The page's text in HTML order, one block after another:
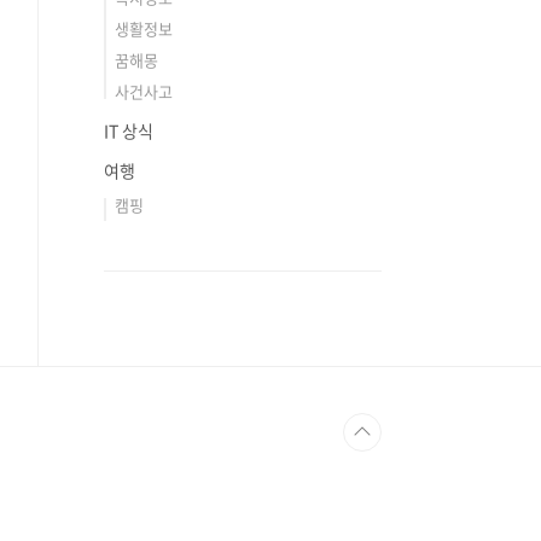
생활정보
꿈해몽
사건사고
IT 상식
여행
캠핑